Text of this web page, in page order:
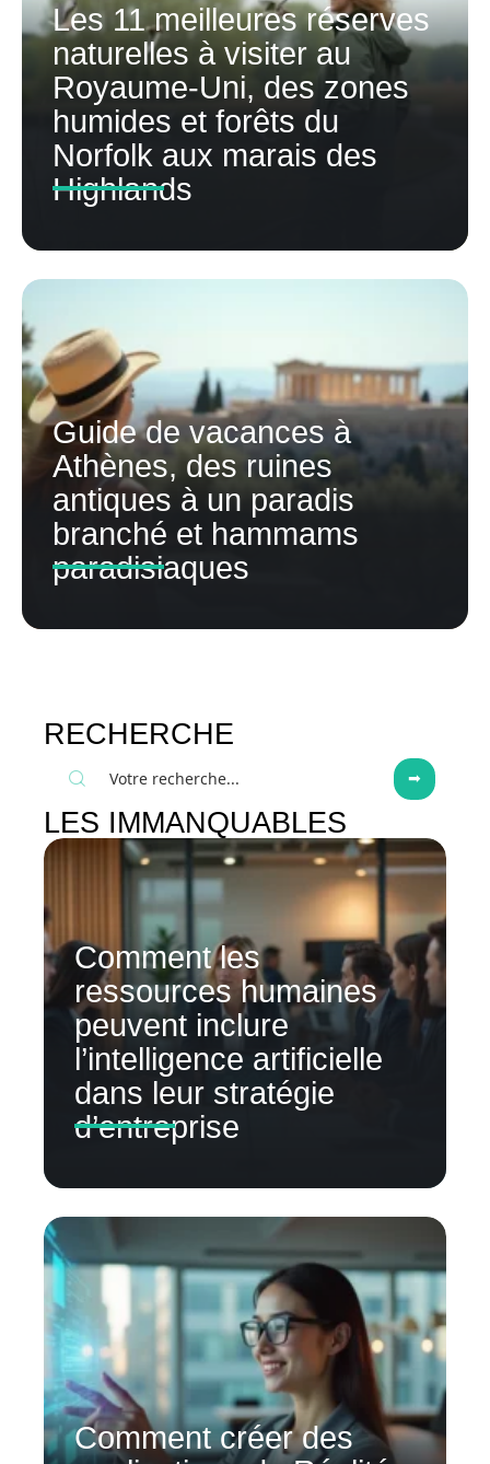
Les 11 meilleures réserves
naturelles à visiter au
Royaume-Uni, des zones
humides et forêts du
Norfolk aux marais des
Highlands
Guide de vacances à
Athènes, des ruines
antiques à un paradis
branché et hammams
paradisiaques
RECHERCHE
LES IMMANQUABLES
Comment les
ressources humaines
peuvent inclure
l’intelligence artificielle
dans leur stratégie
d’entreprise
Comment créer des